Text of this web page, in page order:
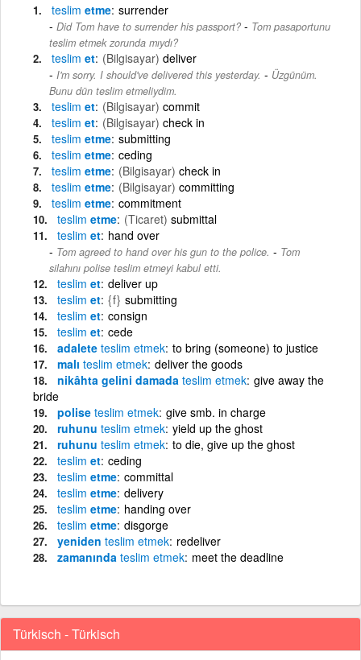
teslim etme surrender
Did Tom have to surrender his passport? - Tom pasaportunu
teslim etmek zorunda mıydı?
teslim et (Bilgisayar) deliver
I'm sorry. I should've delivered this yesterday. - Üzgünüm.
Bunu dün teslim etmeliydim.
teslim et (Bilgisayar) commit
teslim et (Bilgisayar) check in
teslim etme submitting
teslim etme ceding
teslim etme (Bilgisayar) check in
teslim etme (Bilgisayar) committing
teslim etme commitment
teslim etme (Ticaret) submittal
teslim et hand over
Tom agreed to hand over his gun to the police. - Tom
silahını polise teslim etmeyi kabul etti.
teslim et deliver up
teslim et {f} submitting
teslim et consign
teslim et cede
adalete teslim etmek to bring (someone) to justice
malı teslim etmek deliver the goods
nikâhta gelini damada teslim etmek give away the
bride
polise teslim etmek give smb. in charge
ruhunu teslim etmek yield up the ghost
ruhunu teslim etmek to die, give up the ghost
teslim et ceding
teslim etme committal
teslim etme delivery
teslim etme handing over
teslim etme disgorge
yeniden teslim etmek redeliver
zamanında teslim etmek meet the deadline
Türkisch - Türkisch